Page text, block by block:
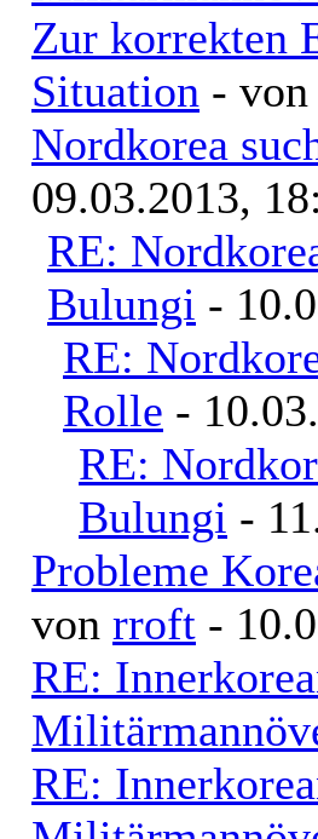
Zur korrekten
Situation - von
Nordkorea
09.03.2013,
RE:
Bulungi -
RE:
Rolle -
RE:
Bulungi -
Probleme
von rroft -
RE:
RE: